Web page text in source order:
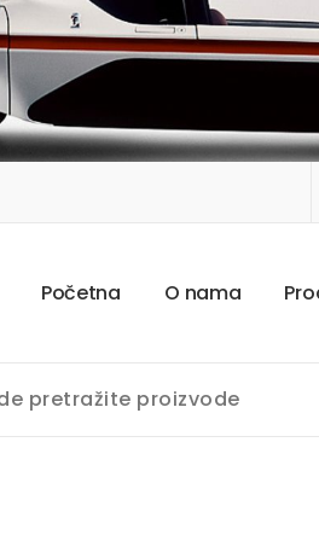
Početna O nama Pro